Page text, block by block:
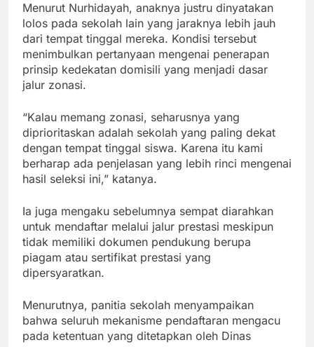
Menurut Nurhidayah, anaknya justru dinyatakan
lolos pada sekolah lain yang jaraknya lebih jauh
dari tempat tinggal mereka. Kondisi tersebut
menimbulkan pertanyaan mengenai penerapan
prinsip kedekatan domisili yang menjadi dasar
jalur zonasi.
“Kalau memang zonasi, seharusnya yang
diprioritaskan adalah sekolah yang paling dekat
dengan tempat tinggal siswa. Karena itu kami
berharap ada penjelasan yang lebih rinci mengenai
hasil seleksi ini,” katanya.
Ia juga mengaku sebelumnya sempat diarahkan
untuk mendaftar melalui jalur prestasi meskipun
tidak memiliki dokumen pendukung berupa
piagam atau sertifikat prestasi yang
dipersyaratkan.
Menurutnya, panitia sekolah menyampaikan
bahwa seluruh mekanisme pendaftaran mengacu
pada ketentuan yang ditetapkan oleh Dinas